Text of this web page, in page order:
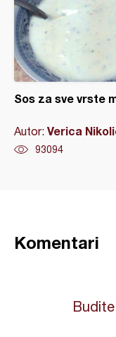
Sos za sve vrste
Autor: Verica
93094
Komentari